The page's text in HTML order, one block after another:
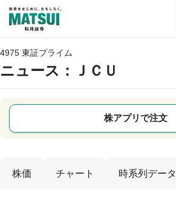
4975 東証プライム
ニュース ：ＪＣＵ
株アプリで注文
株価 チャート 時系列データ